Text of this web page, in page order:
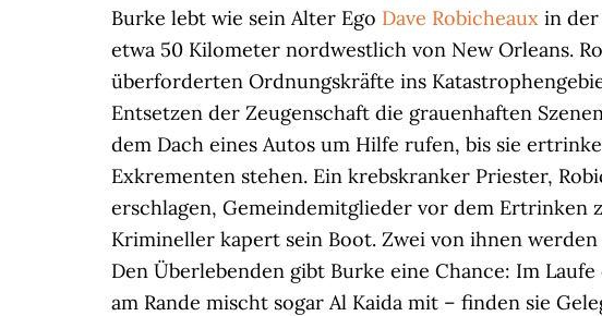
Burke lebt wie sein Alter Ego Dave Robicheaux in
etwa 50 Kilometer nordwestlich von New Orleans.
überforderten Ordnungskräfte ins
Entsetzen der Zeugenschaft die grauenhaften
dem Dach eines Autos um Hilfe rufen, bis sie
Exkrementen stehen. Ein krebskranker Priester,
erschlagen, Gemeindemitglieder vor dem Ertrinken
Krimineller kapert sein Boot. Zwei von ihnen werden
Den Überlebenden gibt Burke eine Chance: Im
am Rande mischt sogar Al Kaida mit – finden sie